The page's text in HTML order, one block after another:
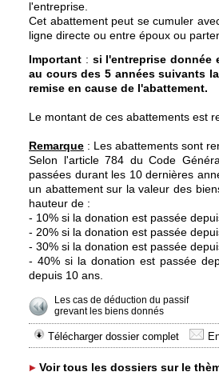
l'entreprise.
Cet abattement peut se cumuler
ligne directe ou entre époux ou
Important : si l'entreprise donnée
au cours des 5 années suivants
remise en cause de l'abattement.
Le montant de ces abattements est
Remarque : Les abattements sont
Selon l'article 784 du Code
passées durant les 10 dernières
un abattement sur la valeur des
hauteur de :
- 10% si la donation est passée
- 20% si la donation est passée
- 30% si la donation est passée
- 40% si la donation est passée
depuis 10 ans.
Les cas de déduction du passif
grevant les biens donnés
Télécharger dossier complet
Voir tous les dossiers sur le